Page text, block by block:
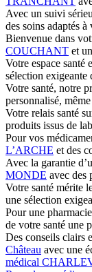
Avec un suivi
des soins adaptés à
Bienvenue dans
COUCHANT et
Votre espace santé
sélection exigeante
Votre santé, notre
personnalisé,
Votre relais santé
produits issus de
Pour vos
L’ARCHE et des
Avec la garantie
MONDE avec des
Votre santé mérite
une sélection
Pour une
de votre santé une
Des conseils clairs
Château avec une
médical